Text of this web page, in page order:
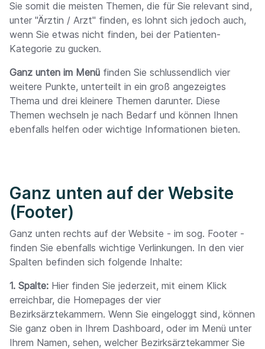
Sie somit die meisten Themen, die für Sie relevant sind,
unter "Ärztin / Arzt" finden, es lohnt sich jedoch auch,
wenn Sie etwas nicht finden, bei der Patienten-
Kategorie zu gucken.
Ganz unten im Menü finden Sie schlussendlich vier
weitere Punkte, unterteilt in ein groß angezeigtes
Thema und drei kleinere Themen darunter. Diese
Themen wechseln je nach Bedarf und können Ihnen
ebenfalls helfen oder wichtige Informationen bieten.
Ganz unten auf der Website
(Footer)
Ganz unten rechts auf der Website - im sog. Footer -
finden Sie ebenfalls wichtige Verlinkungen. In den vier
Spalten befinden sich folgende Inhalte:
1. Spalte: Hier finden Sie jederzeit, mit einem Klick
erreichbar, die Homepages der vier
Bezirksärztekammern. Wenn Sie eingeloggt sind, können
Sie ganz oben in Ihrem Dashboard, oder im Menü unter
Ihrem Namen, sehen, welcher Bezirksärztekammer Sie